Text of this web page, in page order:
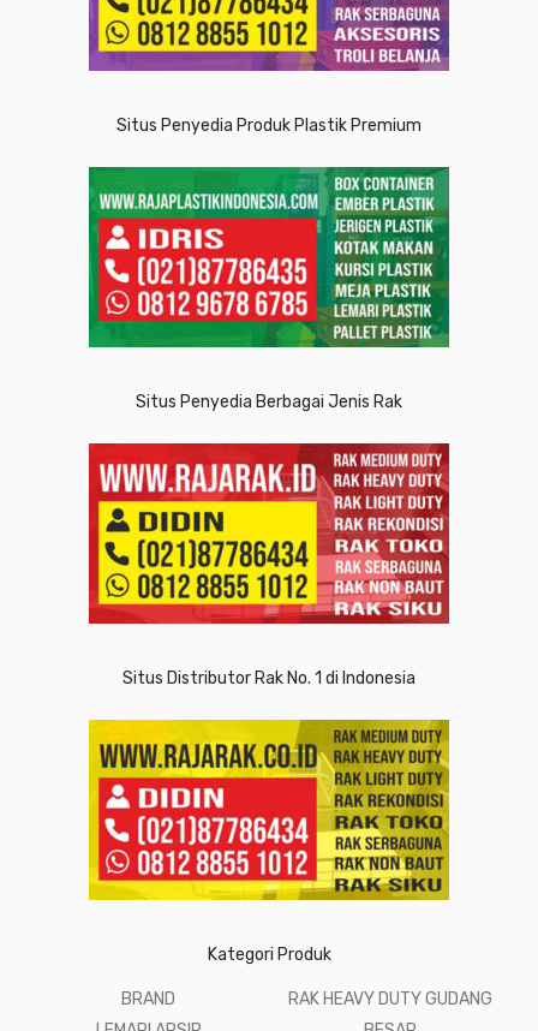
Situs Penyedia Produk Plastik Premium
Situs Penyedia Berbagai Jenis Rak
Situs Distributor Rak No. 1 di Indonesia
Kategori Produk
BRAND
RAK HEAVY DUTY GUDANG